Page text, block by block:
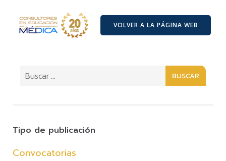
VOLVER A LA PÁGINA WEB
BUSCAR
Tipo de publicación
Convocatorias